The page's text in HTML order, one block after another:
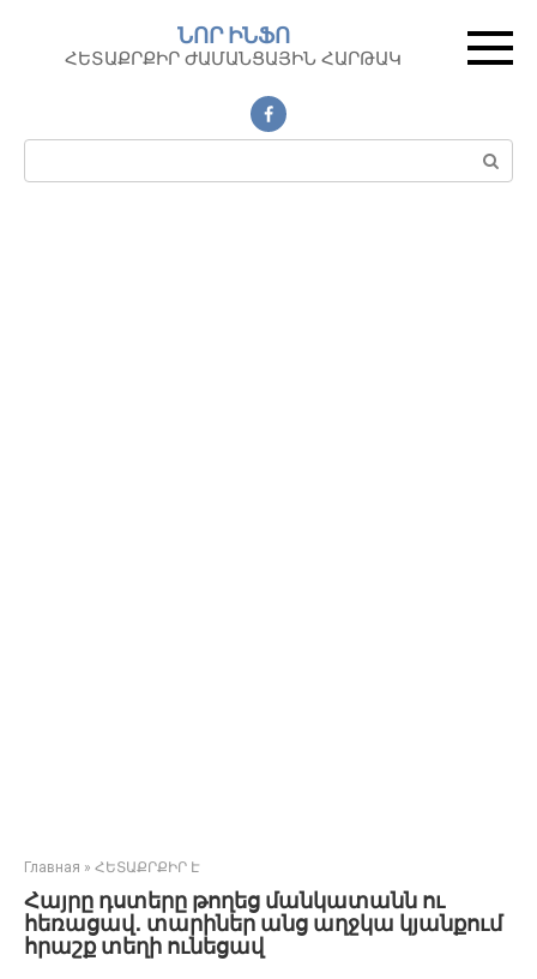
контенту
ՆՈՐ ԻՆՖՈ
ՀԵՏԱՔՐՔԻՐ ԺԱՄԱՆՑԱՅԻՆ ՀԱՐԹԱԿ
Поиск:
Главная » ՀԵՏԱՔՐՔԻՐ Է
Հայրը դստերը թողեց մանկատանն ու
հեռացավ․ տարիներ անց աղջկա կյանքում
հրաշք տեղի ունեցավ